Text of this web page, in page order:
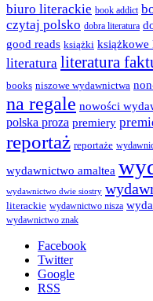
biuro literackie book addict
czytaj polsko dobra literatura
good reads książki książkowe
literatura literatura
books niszowe wydawnictwa
na regale nowości
polska proza premiery
reportaż reportaże
wydawnictwo amaltea
wydawnictwo dwie siostry
literackie wydawnictwo nisza
wydawnictwo znak
Facebook
Twitter
Google
RSS